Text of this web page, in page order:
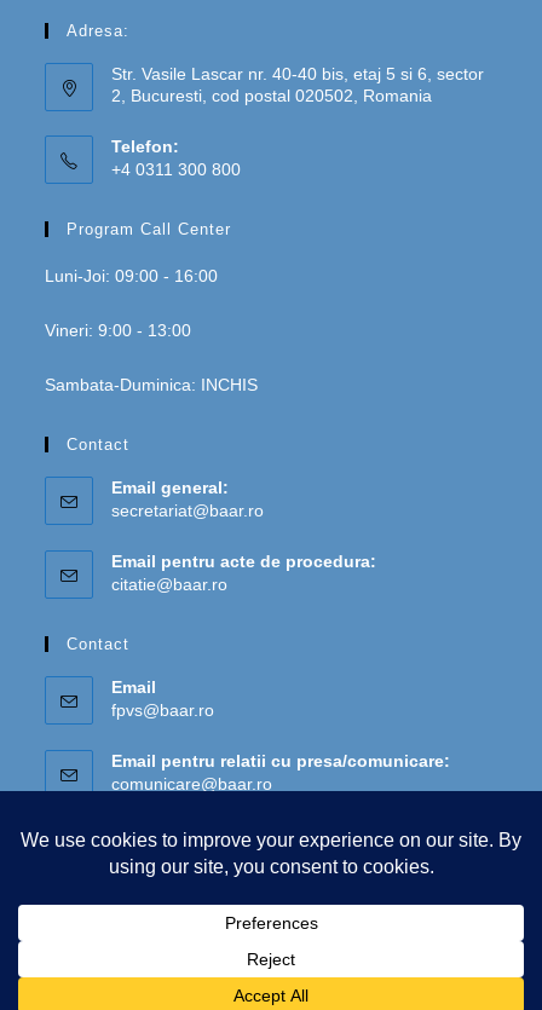
Adresa:
Str. Vasile Lascar nr. 40-40 bis, etaj 5 si 6, sector
2, Bucuresti, cod postal 020502, Romania
Telefon:
+4 0311 300 800
Program Call Center
Luni-Joi: 09:00 - 16:00
Vineri: 9:00 - 13:00
Sambata-Duminica: INCHIS
Contact
Email general:
secretariat@baar.ro
Email pentru acte de procedura:
citatie@baar.ro
Contact
Email
fpvs@baar.ro
Email pentru relatii cu presa/comunicare:
comunicare@baar.ro